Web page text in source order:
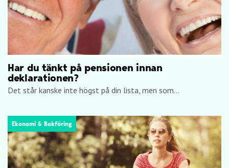
Har du tänkt på pensionen innan
deklarationen?
Det står kanske inte högst på din lista, men som...
Ekonomi & Bokföring